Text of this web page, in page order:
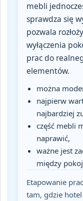
mebli
sprawdza się
pozwala
wyłączenia
prac do
elementów.
można
najpierw
najbardziej
część mebli
naprawić,
ważne jest
między
Etapowanie
tam, gdzie hotel